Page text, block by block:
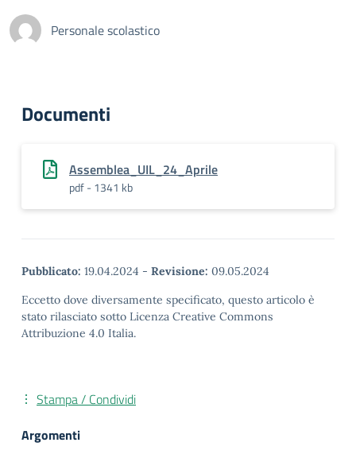
Personale scolastico
Documenti
Assemblea_UIL_24_Aprile
pdf - 1341 kb
Pubblicato: 19.04.2024 - Revisione: 09.05.2024
Eccetto dove diversamente specificato, questo articolo è
stato rilasciato sotto Licenza Creative Commons
Attribuzione 4.0 Italia.
Stampa / Condividi
Argomenti